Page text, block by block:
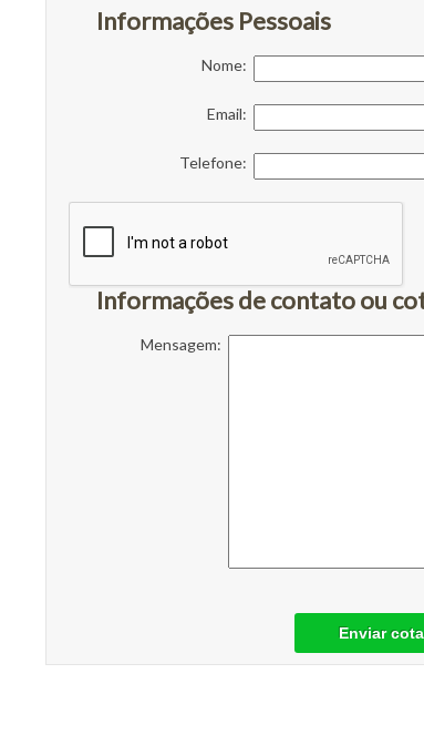
Informações Pessoais
Nome:
Email:
Telefone:
Informações de contato ou
Mensagem:
Enviar